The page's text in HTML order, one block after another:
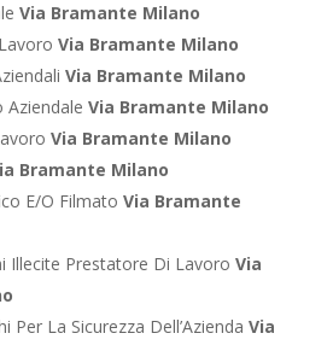
Via Bramante Milano
Via Bramante Milano
Via Bramante Milano
Aziendale Via Bramante Milano
Via Bramante Milano
Bramante Milano
E/O Filmato Via Bramante
Illecite Prestatore Di Lavoro Via
Per La Sicurezza Dell’Azienda Via